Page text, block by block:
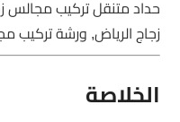
حداد متنقل تركيب مجالس
زجاج الرياض, ورشة تركيب
الخلاصة